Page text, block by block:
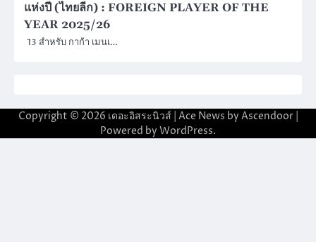
แห่งปี (ไทยลีก) : FOREIGN PLAYER OF THE
YEAR 2025/26
13 สำหรับ กาก้า เมนเ…
Copyright © 2026 เดอะอิสระนิวส์ | Ace News by Ascendoor|
Powered by WordPress.